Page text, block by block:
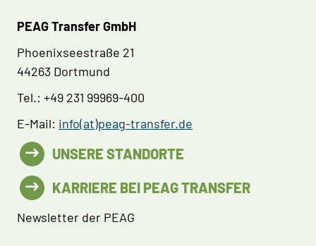
PEAG Transfer GmbH
Phoenixseestraße 21
44263 Dortmund
Tel.: +49 231 99969-400
E-Mail: info(at)peag-transfer.de
UNSERE STANDORTE
KARRIERE BEI PEAG TRANSFER
Newsletter der PEAG